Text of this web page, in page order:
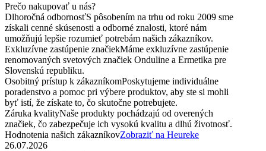
Prečo nakupovať u nás?
Dlhoročná odbornosťS pôsobením na trhu od roku 2009 sme
získali cenné skúsenosti a odborné znalosti, ktoré nám
umožňujú lepšie rozumieť potrebám našich zákazníkov.
Exkluzívne zastúpenie značiekMáme exkluzívne zastúpenie
renomovaných svetových značiek Onduline a Ermetika pre
Slovenskú republiku.
Osobitný prístup k zákazníkomPoskytujeme individuálne
poradenstvo a pomoc pri výbere produktov, aby ste si mohli
byť istí, že získate to, čo skutočne potrebujete.
Záruka kvalityNaše produkty pochádzajú od overených
značiek, čo zabezpečuje ich vysokú kvalitu a dlhú životnosť.
Hodnotenia našich zákazníkovZobraziť na Heureke
26.07.2026